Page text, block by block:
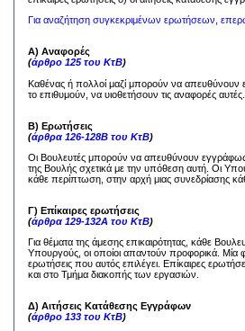
Για αναζήτηση συγκεκριμένων ερωτήσεων,
Α) Αναφορές
(άρθρο 125 του ΚτΒ)
Καθένας ή πολλοί μαζί μπορούν να
το επιθυμούν, να υιοθετήσουν τις αναφορές
Β) Ερωτήσεις
(άρθρα 126-128Β του ΚτΒ)
Οι Βουλευτές μπορούν να απευθύνουν
της Βουλής σχετικά με την υπόθεση αυτή. Οι
κάθε περίπτωση, στην αρχή μιας συνεδρίασης
Γ) Επίκαιρες ερωτήσεις
(άρθρα 129-132Α του ΚτΒ)
Για θέματα της άμεσης επικαιρότητας, κάθε
Υπουργούς, οι οποίοι απαντούν προφορικά. Μία
ερωτήσεις που αυτός επιλέγει. Επίκαιρες
και στο Τμήμα διακοπής των εργασιών.
Δ) Αιτήσεις Κατάθεσης Εγγράφων
(άρθρο 133 του ΚτΒ)